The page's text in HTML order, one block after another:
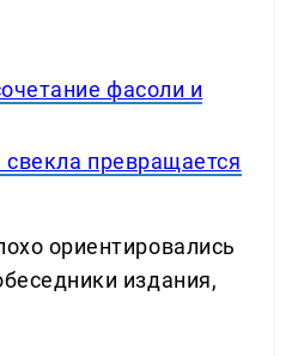
фасоли и
превращается
ориентировались
издания,